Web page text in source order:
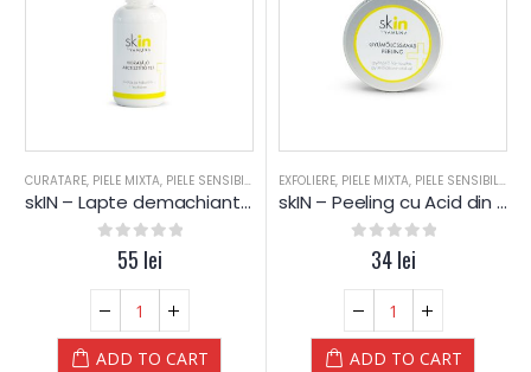
CURATARE, PIELE MIXTA, PIELE SENSIBILA PIELE USCATA,SKIN
skIN – Lapte demachiant hidratant – Yamuna
out of 5
55 lei
ADD TO CART
EXFOLIERE, PIELE MIXTA, PIELE SENSIBILA
skIN – Peeling cu Acid din Fructe – Yamuna
out of 5
34lei
ADD TO CART